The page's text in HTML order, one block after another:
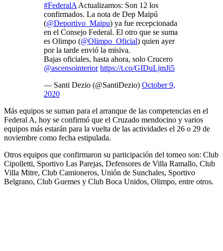
#FederalA Actualizamos: Son 12 los
confirmados. La nota de Dep Maipú
(@Deportivo_Maipu) ya fue recepcionada
en el Consejo Federal. El otro que se suma
es Olimpo (@Olimpo_Oficial) quien ayer
por la tarde envió la misiva.
Bajas oficiales, hasta ahora, solo Crucero
@ascensointerior https://t.co/GIDuLjmJi5
— Santi Dezio (@SantiDezio) October 9,
2020
Más equipos se suman para el arranque de las competencias en el
Federal A, hoy se confirmó que el Cruzado mendocino y varios
equipos más estarán para la vuelta de las actividades el 26 o 29 de
noviembre como fecha estipulada.
Otros equipos que confirmaron su participación del torneo son: Club
Cipolletti, Sportivo Las Parejas, Defensores de Villa Ramallo, Club
Villa Mitre, Club Camioneros, Unión de Sunchales, Sportivo
Belgrano, Club Guemes y Club Boca Unidos, Olimpo, entre otros.